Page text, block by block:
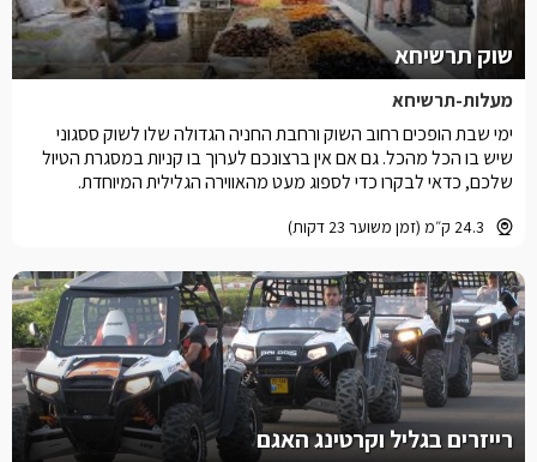
שוק תרשיחא
מעלות-תרשיחא
24.3 ק״מ (זמן משוער 23 דקות)
ימי שבת הופכים רחוב השוק ורחבת החניה הגדולה שלו לשוק ססגוני
שיש בו הכל מהכל. גם אם אין ברצונכם לערוך בו קניות במסגרת הטיול
שלכם, כדאי לבקרו כדי לספוג מעט מהאווירה הגלילית המיוחדת.
רייזרים בגליל וקרטינג האגם